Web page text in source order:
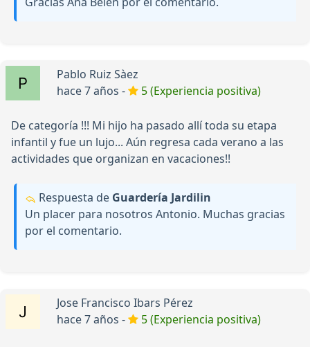
Pablo Ruiz Sàez
hace 7 años -
5 (Experiencia positiva)
De categoría !!! Mi hijo ha pasado allí toda su etapa
infantil y fue un lujo... Aún regresa cada verano a las
actividades que organizan en vacaciones!!
Respuesta de Guardería Jardilin
Un placer para nosotros Antonio. Muchas gracias
por el comentario.
Jose Francisco Ibars Pérez
hace 7 años -
5 (Experiencia positiva)